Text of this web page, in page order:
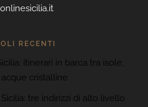
RECENTI
itinerari in barca tra isole,
cristalline
tre indirizzi di alto livello